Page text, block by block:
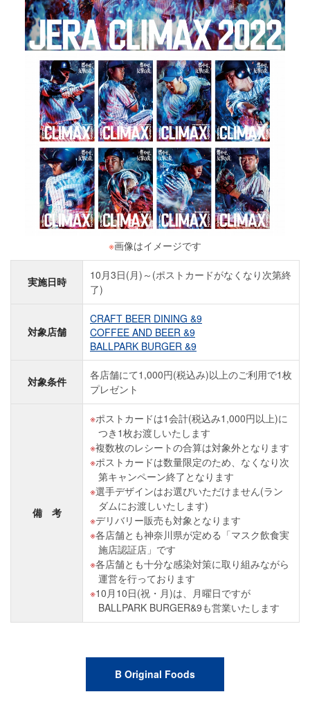
※画像はイメージです
実施日時
10月3日(月)～(ポストカードがなくなり次第終
了)
対象店舗
CRAFT BEER DINING &9
COFFEE AND BEER &9
BALLPARK BURGER &9
対象条件
各店舗にて1,000円(税込み)以上のご利用で1枚
プレゼント
備 考
ポストカードは1会計(税込み1,000円以上)に
つき1枚お渡しいたします
複数枚のレシートの合算は対象外となります
ポストカードは数量限定のため、なくなり次
第キャンペーン終了となります
選手デザインはお選びいただけません(ラン
ダムにお渡しいたします)
デリバリー販売も対象となります
各店舗とも神奈川県が定める「マスク飲食実
施店認証店」です
各店舗とも十分な感染対策に取り組みながら
運営を行っております
10月10日(祝・月)は、月曜日ですが
BALLPARK BURGER&9も営業いたします
B Original Foods